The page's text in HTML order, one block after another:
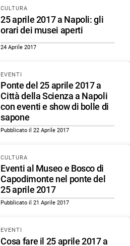
CULTURA
25 aprile 2017 a Napoli: gli
orari dei musei aperti
24 Aprile 2017
EVENTI
Ponte del 25 aprile 2017 a
Città della Scienza a Napoli
con eventi e show di bolle di
sapone
Pubblicato il 22 Aprile 2017
CULTURA
Eventi al Museo e Bosco di
Capodimonte nel ponte del
25 aprile 2017
Pubblicato il 21 Aprile 2017
EVENTI
Cosa fare il 25 aprile 2017 a